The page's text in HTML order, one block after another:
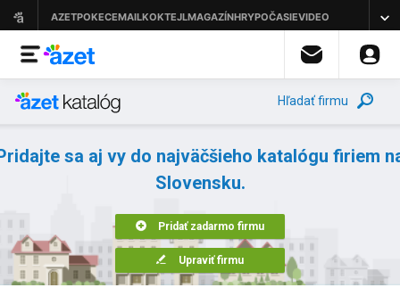
Hľadať firmu
sa aj vy do najväčšieho katalógu firiem
Slovensku.
Pridať zadarmo firmu
Upraviť firmu